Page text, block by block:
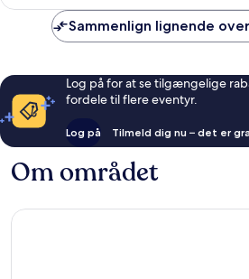
anmeldelser
Sammenlign lignende
Log på for at se tilgængelige
fordele til flere eventyr.
Log på Tilmeld dig nu – det er
Om området